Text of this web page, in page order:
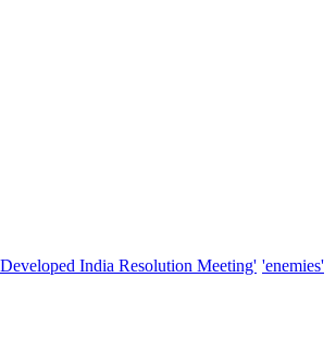
India Resolution Meeting' 'enemies'